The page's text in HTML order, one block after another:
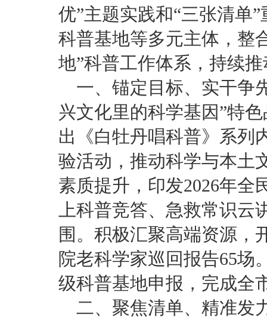
优”主题实践和“三张清单
科普基地等多元主体，整
地”科普工作体系，持续
一、锚定目标、实干争
兴文化里的科学基因”特
出《白牡丹唱科普》系列
验活动，推动科学与本土
素质提升，印发2026年全
上科普竞答、急救常识
围。积极汇聚高端资源，
院老科学家巡回报告65场
级科普基地申报，完成全
二、聚焦清单、精准发